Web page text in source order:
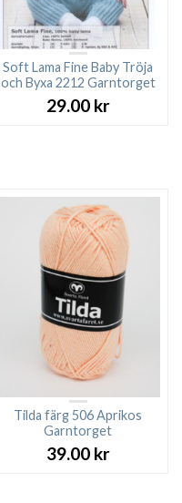
Soft Lama Fine Baby Tröja
och Byxa 2212 Garntorget
29.00 kr
Tilda färg 506 Aprikos
Garntorget
39.00 kr